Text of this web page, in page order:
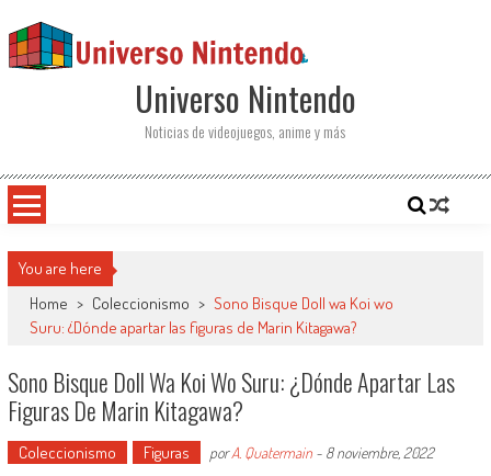
Universo Nintendo
Noticias de videojuegos, anime y más
You are here
Home > Coleccionismo > Sono Bisque Doll wa Koi wo
Suru: ¿Dónde apartar las figuras de Marin Kitagawa?
Sono Bisque Doll Wa Koi Wo Suru: ¿Dónde Apartar Las
Figuras De Marin Kitagawa?
Coleccionismo Figuras porA. Quatermain- 8 noviembre, 2022